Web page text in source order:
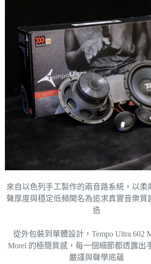
來自以色列手工製作的兩音路系統，以柔
聲厚度與穩定低頻聞名為追求真實音樂質
造
從外包裝到單體設計，Tempo Ultra 602
Morel 的極簡質感，每一個細節都透露出
嚴謹與聲學底蘊